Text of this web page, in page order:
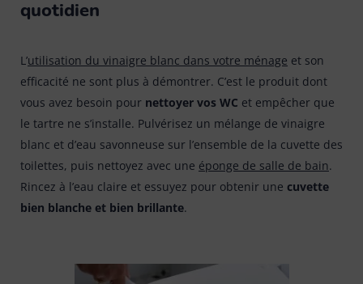
Tapis paillasson
quotidien
L’utilisation du vinaigre blanc dans votre ménage et son
efficacité ne sont plus à démontrer. C’est le produit dont
vous avez besoin pour nettoyer vos WC et empêcher que
le tartre ne s’installe. Pulvérisez un mélange de vinaigre
blanc et d’eau savonneuse sur l’ensemble de la cuvette des
toilettes, puis nettoyez avec une éponge de salle de bain.
Rincez à l’eau claire et essuyez pour obtenir une cuvette
bien blanche et bien brillante.